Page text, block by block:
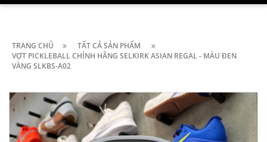
TRANG CHỦ
TẤT CẢ SẢN PHẨM
VỢT PICKLEBALL CHÍNH HÃNG SELKIRK ASIAN REGAL - MÀU ĐEN
VÀNG SLKBS-A02